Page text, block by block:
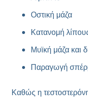
Οστική μάζα
Κατανομή
Μυϊκή μάζα και
Παραγωγή
Καθώς η τεστοστερόνη